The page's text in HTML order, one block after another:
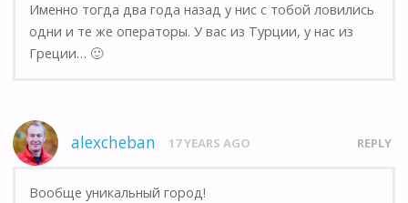
Именно тогда два года назад у нис с тобой ловились
одни и те же операторы. У вас из Турции, у нас из
Греции… 🙂
alexcheban 17 YEARS AGO REPLY
Вообще уникальный город!